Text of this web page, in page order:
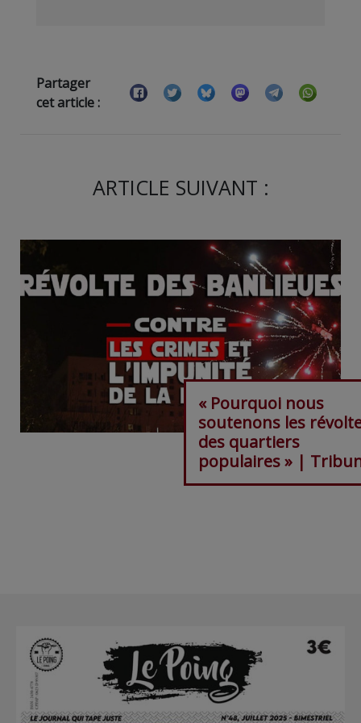
Partager
cet article :
ARTICLE SUIVANT :
« Pourquoi nous
soutenons les
des quartiers
populaires » |